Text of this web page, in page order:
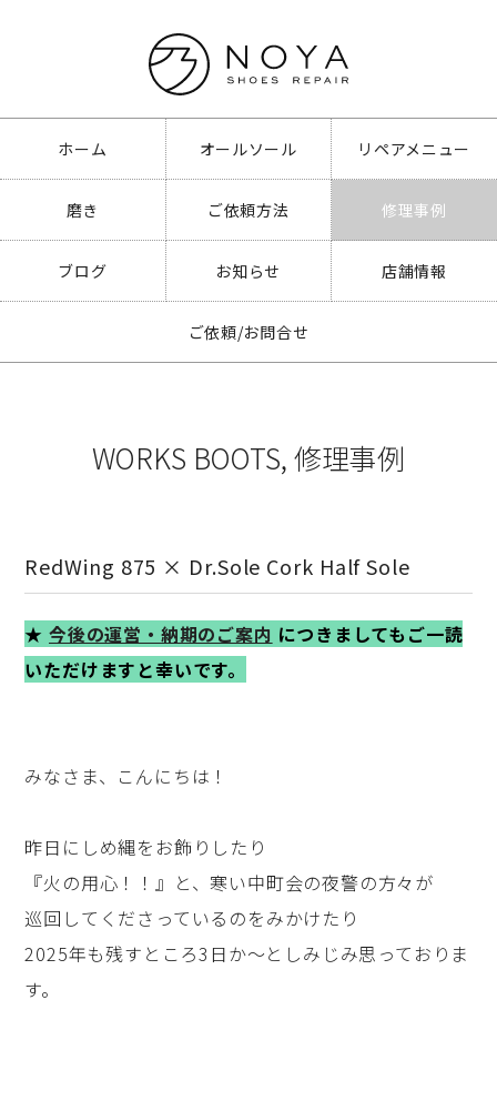
ホーム オールソール リペアメニュー
磨き ご依頼方法 修理事例
ブログ お知らせ 店舗情報
ご依頼/お問合せ
WORKS BOOTS,修理事例
RedWing 875 × Dr.Sole Cork Half Sole
★今後の運営・納期のご案内 につきましてもご一読
いただけますと幸いです。
みなさま、こんにちは！
昨日にしめ縄をお飾りしたり
『火の用心！！』と、寒い中町会の夜警の方々が
巡回してくださっているのをみかけたり
2025年も残すところ3日か～としみじみ思っておりま
す。